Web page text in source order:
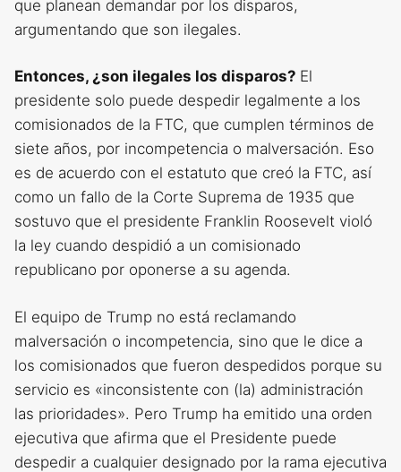
que planean demandar por los disparos,
argumentando que son ilegales.
Entonces, ¿son ilegales los disparos? El
presidente solo puede despedir legalmente a los
comisionados de la FTC, que cumplen términos de
siete años, por incompetencia o malversación. Eso
es de acuerdo con el estatuto que creó la FTC, así
como un fallo de la Corte Suprema de 1935 que
sostuvo que el presidente Franklin Roosevelt violó
la ley cuando despidió a un comisionado
republicano por oponerse a su agenda.
El equipo de Trump no está reclamando
malversación o incompetencia, sino que le dice a
los comisionados que fueron despedidos porque su
servicio es «inconsistente con (la) administración
las prioridades». Pero Trump ha emitido una orden
ejecutiva que afirma que el Presidente puede
despedir a cualquier designado por la rama ejecutiva